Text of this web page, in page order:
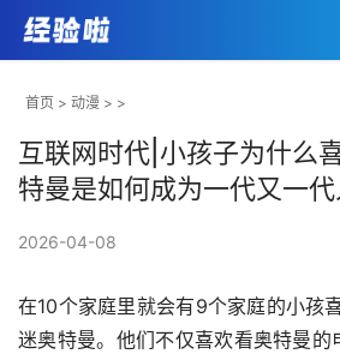
首页 > 动漫 > >
互联网时代|小孩子为什么
特曼是如何成为一代又一代
2026-04-08
在10个家庭里就会有9个家庭的小孩
迷奥特曼。他们不仅喜欢看奥特曼的